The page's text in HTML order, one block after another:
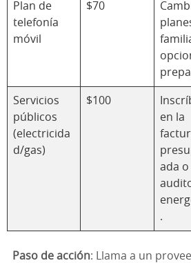
Plan de
telefonía
móvil
$70
Servicios
públicos
(electricida
d/gas)
$100
en la
ada o
.
Paso de acción: Llama a un